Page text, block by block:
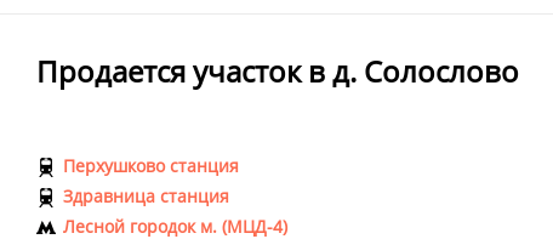
Продается участок в д. Солослово
Перхушково станция
Здравница станция
Лесной городок м. (МЦД-4)